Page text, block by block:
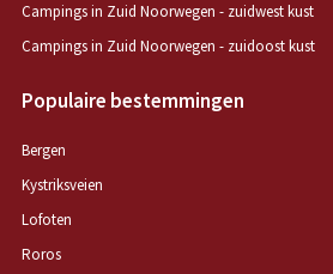
Campings in Zuid Noorwegen - zuidwest kust
Campings in Zuid Noorwegen - zuidoost kust
Populaire bestemmingen
Bergen
Kystriksveien
Lofoten
Roros